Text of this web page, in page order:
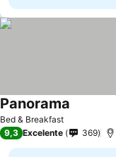
Bed & Breakfast
Panorama
9,3 Excelente 369